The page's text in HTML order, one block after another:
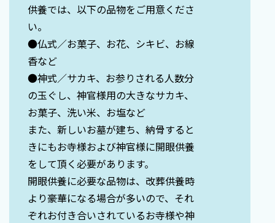
供養では、以下の品物をご用意くださ
い。
●仏式／お菓子、お花、シキビ、お線
香など
●神式／サカキ、お参りされる人数分
の玉ぐし、神官様用の大きなサカキ、
お菓子、洗い米、お塩など
また、新しいお墓が建ち、納骨すると
きにもお寺様および神官様に開眼供養
をして頂く必要があります。
開眼供養に必要な品物は、改葬供養時
より豪華になる場合が多いので、それ
ぞれお付き合いされているお寺様や神